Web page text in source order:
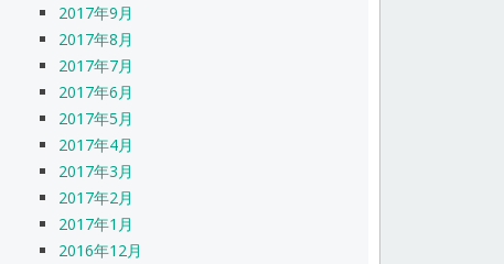
2017年9月
2017年8月
2017年7月
2017年6月
2017年5月
2017年4月
2017年3月
2017年2月
2017年1月
2016年12月